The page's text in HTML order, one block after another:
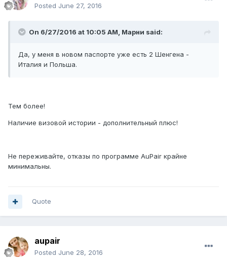
Posted June 27, 2016
On 6/27/2016 at 10:05 AM, Марни said:
Да, у меня в новом паспорте уже есть 2 Шенгена -
Италия и Польша.
Тем более!
Наличие визовой истории - дополнительный плюс!
Не переживайте, отказы по программе AuPair крайне
минимальны.
Quote
aupair
Posted June 28, 2016